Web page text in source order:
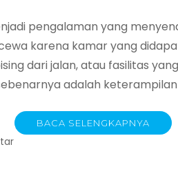
pengalaman yang
karena kamar yang
dari jalan, atau fasilitas
adalah keterampilan
BACA SELENGKAPNYA
pada